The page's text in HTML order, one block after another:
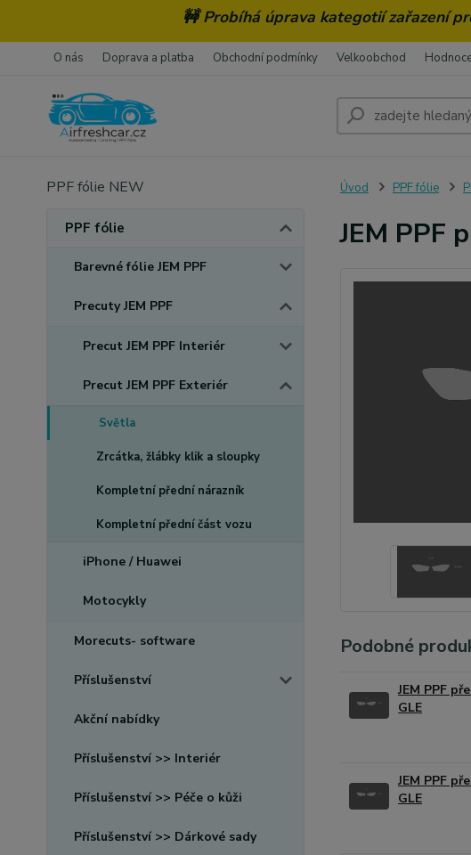
🚧 Probíhá úprava kategotií zařazení
O nás Doprava a platba Obchodní podmínky Velkoobchod
PPF fólie NEW
PPF fólie
Barevné fólie JEM PPF
Precuty JEM PPF
Precut JEM PPF Interiér
Precut JEM PPF Exteriér
Světla
Zrcátka, žlábky klik a sloupky
Kompletní přední nárazník
Kompletní přední část vozu
iPhone / Huawei
Motocykly
Morecuts- software
Příslušenství
Akční nabídky
Příslušenství >> Interiér
Příslušenství >> Péče o kůži
Příslušenství >> Dárkové sady
Úvod PPF fólie
JEM PPF
Podobné
JEM PPF
GLE
JEM PPF
GLE